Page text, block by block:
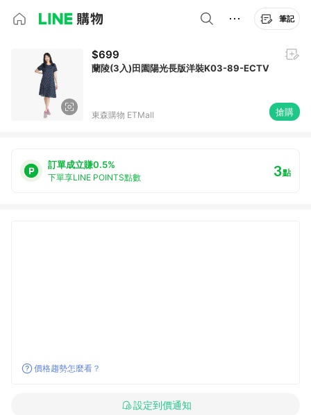
筆記
$699
蘭陵(3入)田園陽光長版洋裝K03-89-ECTV
東森購物 ETMall 搶購
訂單成立賺0.5%
下單享LINE POINTS點數 3點
價格趨勢怎麼看？
設定到價通知